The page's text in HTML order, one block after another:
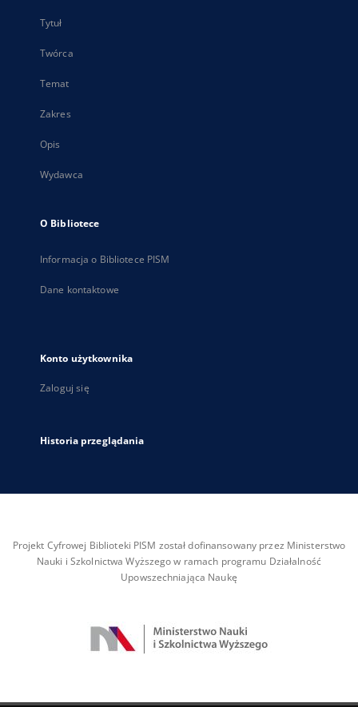
Tytuł
Twórca
Temat
Zakres
Opis
Wydawca
O Bibliotece
Informacja o Bibliotece PISM
Dane kontaktowe
Konto użytkownika
Zaloguj się
Historia przeglądania
Projekt Cyfrowej Biblioteki PISM został dofinansowany przez Ministerstwo
Nauki i Szkolnictwa Wyższego w ramach programu Działalność
Upowszechniająca Naukę